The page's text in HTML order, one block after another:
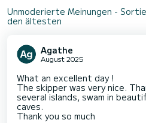
Unmoderierte Meinungen -
den ältesten
Agathe
August 2025
What an excellent day !
The skipper was very nice.
several islands, swam in
caves.
Thank you so much